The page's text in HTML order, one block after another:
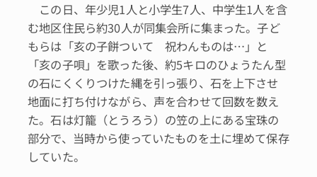
この日、年少児1人と小学生7人、中学生1人を含
む地区住民ら約30人が同集会所に集まった。子ど
もらは「亥の子餅ついて 祝わんものは…」と
「亥の子唄」を歌った後、約5キロのひょうたん型
の石にくくりつけた縄を引っ張り、石を上下させ
地面に打ち付けながら、声を合わせて回数を数え
た。石は灯籠（とうろう）の笠の上にある宝珠の
部分で、当時から使っていたものを土に埋めて保存
していた。